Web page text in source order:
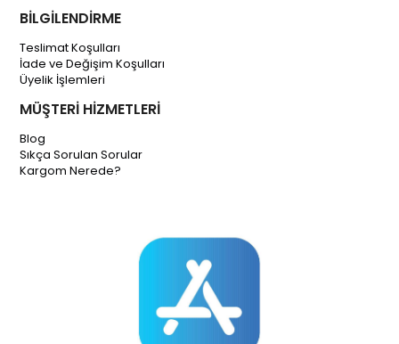
BİLGİLENDİRME
Teslimat Koşulları
İade ve Değişim Koşulları
Üyelik İşlemleri
MÜŞTERİ HİZMETLERİ
Blog
Sıkça Sorulan Sorular
Kargom Nerede?